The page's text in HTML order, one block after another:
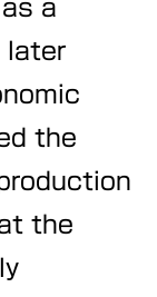
a
later
the
the